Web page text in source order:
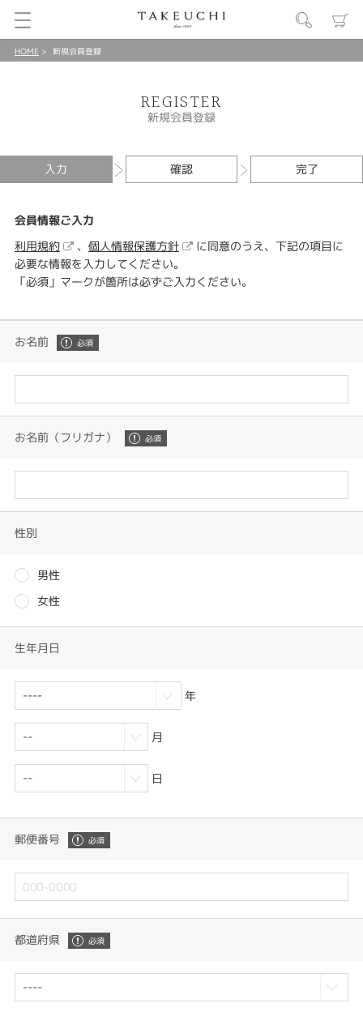
HOME 新規会員登録
REGISTER
新規会員登録
入力 確認 完了
会員情報ご入力
利用規約
、 個人情報保護方針
に同意のうえ、下記の項目に
必要な情報を入力してください。
「必須」マークが箇所は必ずご入力ください。
お名前
お名前（フリガナ）
性別
男性
女性
生年月日
年
月
日
郵便番号
都道府県